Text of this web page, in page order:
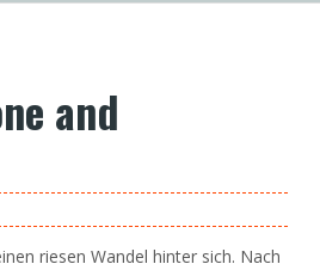
and
riesen Wandel hinter sich. Nach